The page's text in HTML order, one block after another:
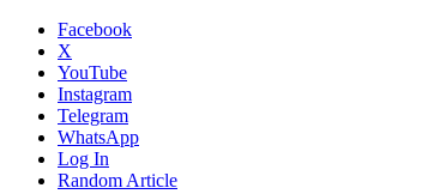
Facebook
X
YouTube
Instagram
Telegram
WhatsApp
Log In
Random Article